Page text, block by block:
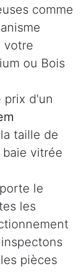
comme
votre
ou Bois
prix d'un
taille de
vitrée
le
les
pièces